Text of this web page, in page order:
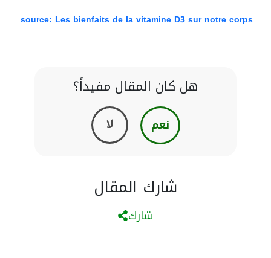
source: Les bienfaits de la vitamine D3 sur notre corps
هل كان المقال مفيداً؟
نعم لا
شارك المقال
شارك